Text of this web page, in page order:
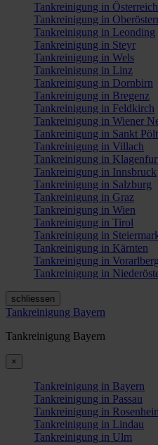
Tankreinigung in Österreich
Tankreinigung in
Tankreinigung in Leonding
Tankreinigung in Steyr
Tankreinigung in Wels
Tankreinigung in Linz
Tankreinigung in Dornbirn
Tankreinigung in Bregenz
Tankreinigung in Feldkirch
Tankreinigung in Wiener
Tankreinigung in Sankt
Tankreinigung in Villach
Tankreinigung in
Tankreinigung in Innsbruck
Tankreinigung in Salzburg
Tankreinigung in Graz
Tankreinigung in Wien
Tankreinigung in Tirol
Tankreinigung in
Tankreinigung in Kärnten
Tankreinigung in Vorarlberg
Tankreinigung in
schliessen
Tankreinigung Bayern
Tankreinigung Bayern
×
Tankreinigung in Bayern
Tankreinigung in Passau
Tankreinigung in
Tankreinigung in Lindau
Tankreinigung in Ulm